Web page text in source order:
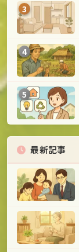
3
4
5
最新記事